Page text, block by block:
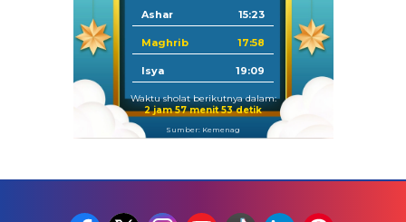
Ashar 15:23
Maghrib 17:58
Isya 19:09
Waktu sholat berikutnya dalam:
2 jam 57 menit 52 detik
Sumber: Kemenag